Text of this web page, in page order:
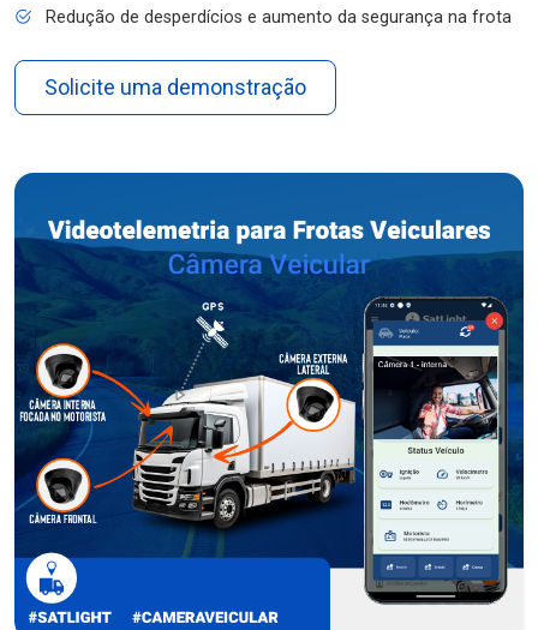
Redução de desperdícios e aumento da segurança na frota
Solicite uma demonstração